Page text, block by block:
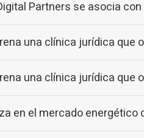
Partners se asocia
una clínica jurídica
una clínica jurídica
en el mercado